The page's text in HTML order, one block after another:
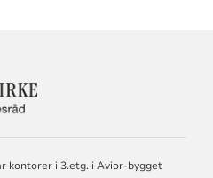
KONTAKTINFORMASJON
FELLESRÅD
kontorer i 3.etg. i Avior-bygget